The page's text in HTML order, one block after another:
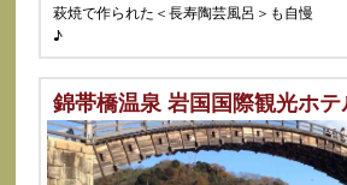
萩焼で作られた＜長寿陶芸風呂＞も自慢
♪
錦帯橋温泉 岩国国際観光ホテ